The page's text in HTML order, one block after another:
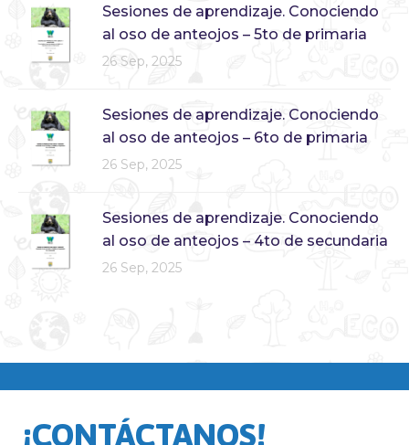
Sesiones de aprendizaje. Conociendo
al oso de anteojos – 5to de primaria
26 Sep, 2025
Sesiones de aprendizaje. Conociendo
al oso de anteojos – 6to de primaria
26 Sep, 2025
Sesiones de aprendizaje. Conociendo
al oso de anteojos – 4to de secundaria
26 Sep, 2025
¡CONTÁCTANOS!